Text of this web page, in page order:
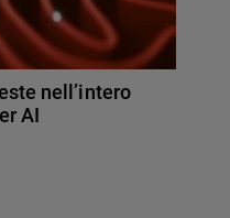
nell’intero
AI